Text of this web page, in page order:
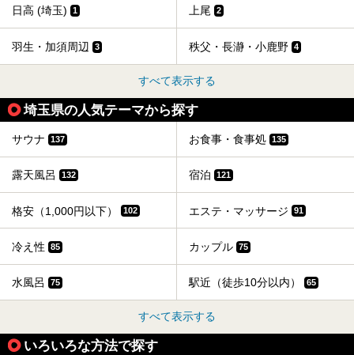
日高 (埼玉) 1 上尾 2
羽生・加須周辺 3 秩父・長瀞・小鹿野 4
すべて表示する
埼玉県の人気テーマから探す
サウナ 137 お食事・食事処 135
露天風呂 132 宿泊 121
格安（1,000円以下） 102 エステ・マッサージ 91
冷え性 85 カップル 75
水風呂 75 駅近（徒歩10分以内） 65
すべて表示する
いろいろな方法で探す